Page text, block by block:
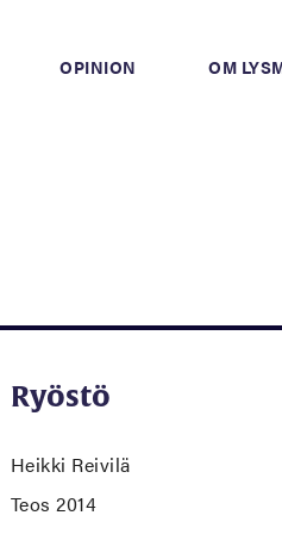
OPINION OM
Ryöstö
Heikki Reivilä
Teos 2014